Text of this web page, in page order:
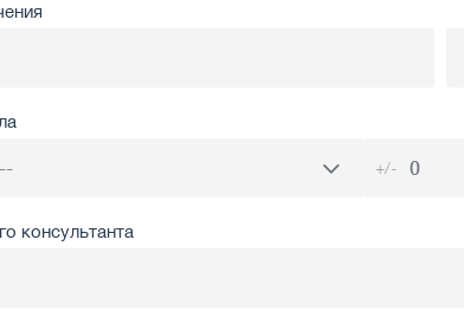
+/-
консультанта